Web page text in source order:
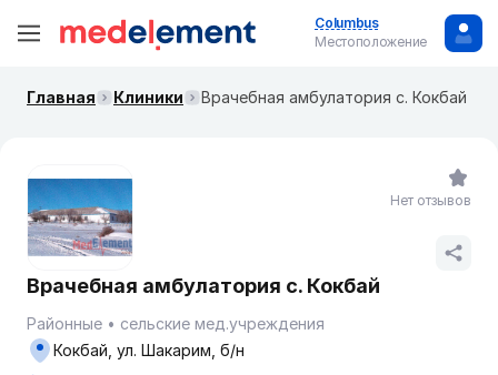
Columbus
Местоположение
Главная Клиники Врачебная амбулатория с. Кокбай
Врачебная амбулатория с. Кокбай
Районные
сельские мед.учреждения
Кокбай, ул. Шакарим, б/н
Нет отзывов